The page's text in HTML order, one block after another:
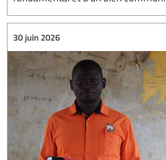
30 juin 2026